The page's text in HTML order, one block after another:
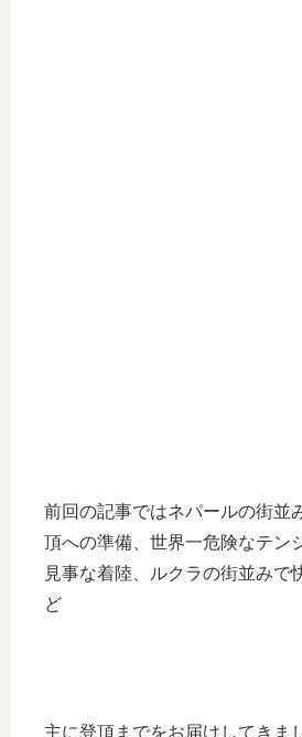
前回の記事ではネパールの街並
頂への準備、世界一危険なテン
見事な着陸、ルクラの街並みで
ど
主に登頂までをお届けしてきま